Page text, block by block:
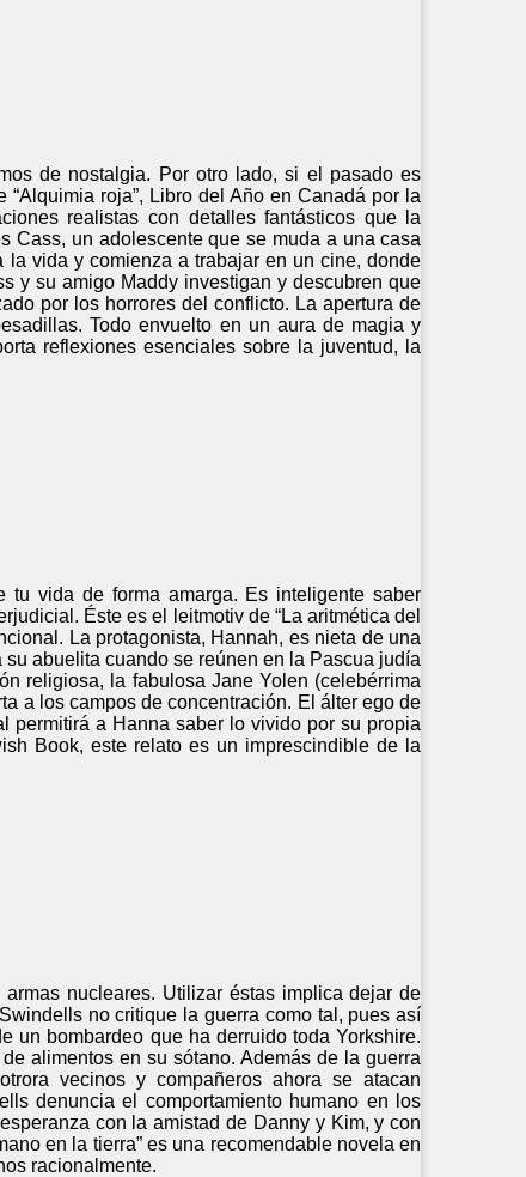
de nostalgia. Por otro lado, si el pasado es
roja”, Libro del Año en Canadá por la
realistas con detalles fantásticos que la
Cass, un adolescente que se muda a una casa
vida y comienza a trabajar en un cine, donde
y su amigo Maddy investigan y descubren que
por los horrores del conflicto. La apertura de
Todo envuelto en un aura de magia y
reflexiones esenciales sobre la juventud, la
tu vida de forma amarga. Es inteligente saber
Éste es el leitmotiv de “La aritmética del
La protagonista, Hannah, es nieta de una
abuelita cuando se reúnen en la Pascua judía
religiosa, la fabulosa Jane Yolen (celebérrima
a los campos de concentración. El álter ego de
permitirá a Hanna saber lo vivido por su propia
Book, este relato es un imprescindible de la
nucleares. Utilizar éstas implica dejar de
no critique la guerra como tal, pues así
un bombardeo que ha derruido toda Yorkshire.
alimentos en su sótano. Además de la guerra
vecinos y compañeros ahora se atacan
denuncia el comportamiento humano en los
con la amistad de Danny y Kim, y con
en la tierra” es una recomendable novela en
racionalmente.